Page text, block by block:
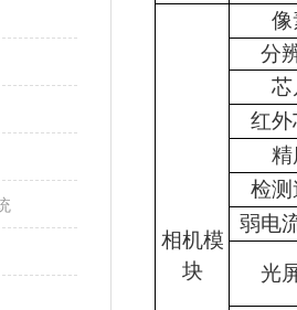
相机模
块
像
分
芯
红外
精
检测
弱电
光